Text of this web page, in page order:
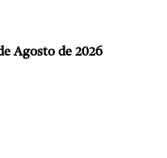
Agosto de 2026